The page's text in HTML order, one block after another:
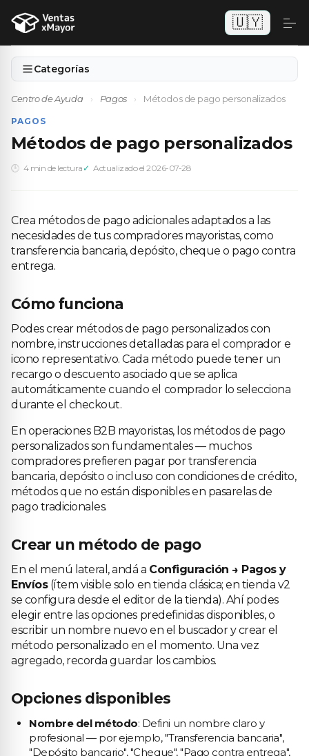
🇺🇾
Categorías
Centro de Ayuda › Pagos › Métodos de pago personalizados
PAGOS
Métodos de pago personalizados
4 min de lectura Actualizado el 2026-07-28
Crea métodos de pago adicionales adaptados a las
necesidades de tus compradores mayoristas, como
transferencia bancaria, depósito, cheque o pago contra
entrega.
Cómo funciona
Podes crear métodos de pago personalizados con
nombre, instrucciones detalladas para el comprador e
icono representativo. Cada método puede tener un
recargo o descuento asociado que se aplica
automáticamente cuando el comprador lo selecciona
durante el checkout.
En operaciones B2B mayoristas, los métodos de pago
personalizados son fundamentales — muchos
compradores prefieren pagar por transferencia
bancaria, depósito o incluso con condiciones de crédito,
métodos que no están disponibles en pasarelas de
pago tradicionales.
Crear un método de pago
En el menú lateral, andá a Configuración → Pagos y
Envíos(ítem visible solo en tienda clásica; en tienda v2
se configura desde el editor de la tienda). Ahí podes
elegir entre las opciones predefinidas disponibles, o
escribir un nombre nuevo en el buscador y crear el
método personalizado en el momento. Una vez
agregado, recorda guardar los cambios.
Opciones disponibles
Nombre del método: Defini un nombre claro y
profesional — por ejemplo, "Transferencia bancaria",
"Depósito bancario", "Cheque", "Pago contra entrega",